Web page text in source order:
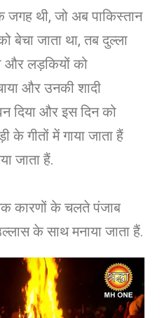
जगह थी, जो अब पाकिस्तान
बेचा जाता था, तब दुल्ला
और लड़कियों को
और उनकी शादी
दिया और इस दिन को
गीतों में गाया जाता हैं
जाता हैं.
कारणों के चलते पंजाब
के साथ मनाया जाता हैं.